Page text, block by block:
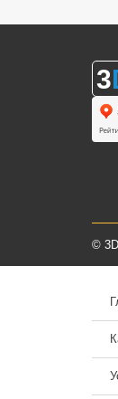
3
©